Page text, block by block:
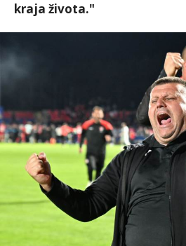
kraja života."